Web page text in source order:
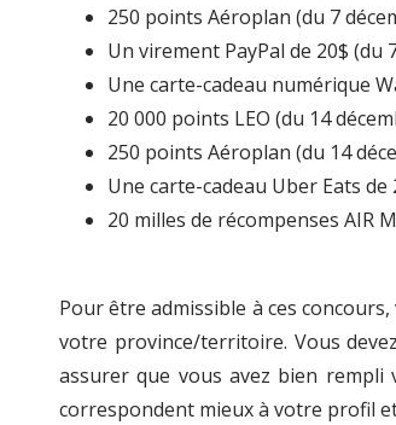
250 points Aéroplan (du 7
Un virement PayPal de 20$ (du
Une carte-cadeau numérique
20 000 points LEO (du 14
250 points Aéroplan (du 14
Une carte-cadeau Uber Eats
20 milles de récompenses AIR
Pour être admissible à ces
votre province/territoire. Vous
assurer que vous avez bien
correspondent mieux à votre profil